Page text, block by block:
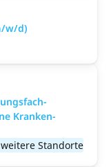
w/d)
Kranken­
Standorte